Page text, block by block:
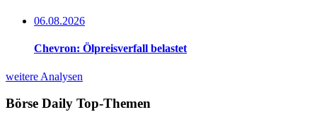
06.08.2026
Chevron: Ölpreisverfall belastet
weitere Analysen
Börse Daily Top-Themen